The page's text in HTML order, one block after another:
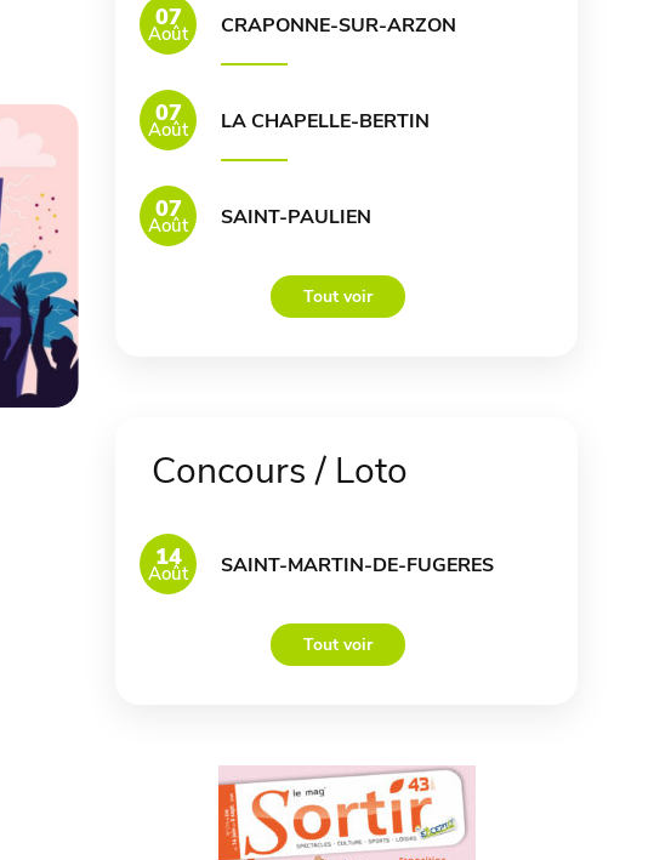
07
Août CRAPONNE-SUR-ARZON
07
Août LA CHAPELLE-BERTIN
07
Août SAINT-PAULIEN
Tout voir
Concours / Loto
14
Août SAINT-MARTIN-DE-FUGERES
Tout voir